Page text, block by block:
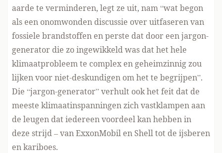
aarde te verminderen, legt ze uit, nam “wat begon
als een onomwonden discussie over uitfaseren van
fossiele brandstoffen en perste dat door een jargon-
generator die zo ingewikkeld was dat het hele
klimaatprobleem te complex en geheimzinnig zou
lijken voor niet-deskundigen om het te begrijpen”.
Die “jargon-generator” verhult ook het feit dat de
meeste klimaatinspanningen zich vastklampen aan
de leugen dat iedereen voordeel kan hebben in
deze strijd – van ExxonMobil en Shell tot de ijsberen
en kariboes.